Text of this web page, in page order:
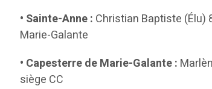
• Sainte-Anne : Christian Baptiste (Élu)
Marie-Galante
• Capesterre de Marie-Galante :
siège CC